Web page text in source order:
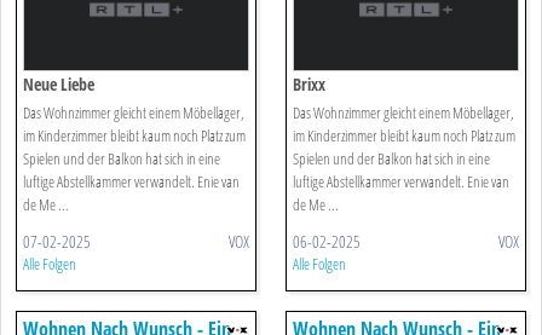
Neue Liebe
Das Wohnzimmer gleicht einem Möbellager,
im Kinderzimmer bleibt kaum noch Platz zum
Spielen und der Balkon hat sich in eine
luftige Abstellkammer verwandelt. Enie van
de Me ...
07-02-2025 VOX
Alle Folgen
Brixx
Das Wohnzimmer gleicht einem Möbellager,
im Kinderzimmer bleibt kaum noch Platz zum
Spielen und der Balkon hat sich in eine
luftige Abstellkammer verwandelt. Enie van
de Me ...
06-02-2025 VOX
Alle Folgen
Wohnen Nach Wunsch - Ein
Wohnen Nach Wunsch - Ein